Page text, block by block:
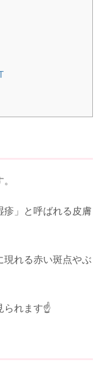
疹」と呼ばれる皮膚
現れる赤い斑点やぶ
られます☝